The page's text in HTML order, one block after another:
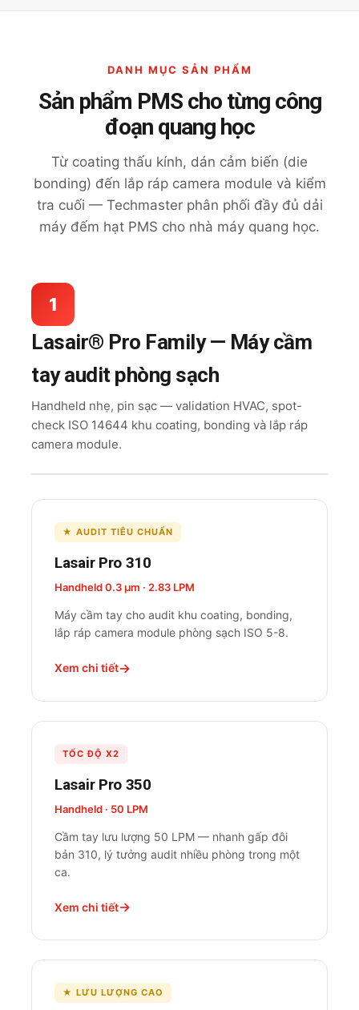
DANH MỤC SẢN PHẨM
Sản phẩm PMS cho từng công
đoạn quang học
Từ coating thấu kính, dán cảm biến (die
bonding) đến lắp ráp camera module và kiểm
tra cuối — Techmaster phân phối đầy đủ dải
máy đếm hạt PMS cho nhà máy quang học.
1
Lasair® Pro Family — Máy cầm
tay audit phòng sạch
Handheld nhẹ, pin sạc — validation HVAC, spot-
check ISO 14644 khu coating, bonding và lắp ráp
camera module.
★ AUDIT TIÊU CHUẨN
Lasair Pro 310
Handheld 0.3 µm · 2.83 LPM
Máy cầm tay cho audit khu coating, bonding,
lắp ráp camera module phòng sạch ISO 5-8.
Xem chi tiết
TỐC ĐỘ X2
Lasair Pro 350
Handheld · 50 LPM
Cầm tay lưu lượng 50 LPM — nhanh gấp đôi
bản 310, lý tưởng audit nhiều phòng trong một
ca.
Xem chi tiết
★ LƯU LƯỢNG CAO